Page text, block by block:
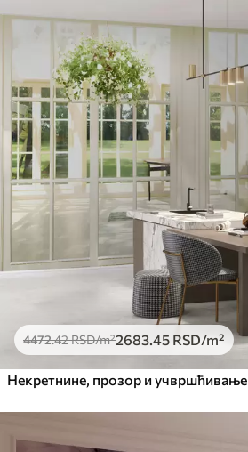
4472.42RSD/m²2683 .45 RSD/m²
Некретнине, прозор и учвршћивање